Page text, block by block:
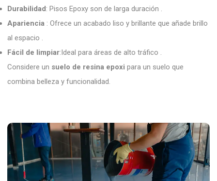
Durabilidad: Pisos Epoxy son de larga duración .
Apariencia : Ofrece un acabado liso y brillante que añade brillo
al espacio .
Fácil de limpiar:Ideal para áreas de alto tráfico .
Considere un suelo de resina epoxi para un suelo que
combina belleza y funcionalidad.